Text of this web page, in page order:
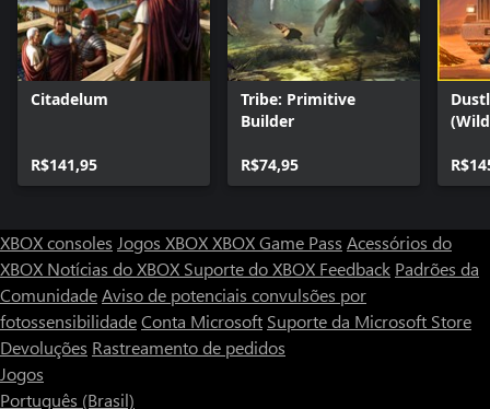
Citadelum
R$141,95
Tribe: Primitive
Builder
R$74,95
XBOX consoles Jogos XBOXXBOX Game Pass Acessórios do
XBOX Notícias do XBOX Suporte do XBOX Feedback Padrões da
ComunidadeAviso de potenciais convulsões por
fotossensibilidadeConta Microsoft Suporte da Microsoft Store
Devoluções Rastreamento de pedidos
Jogos
Português (Brasil)